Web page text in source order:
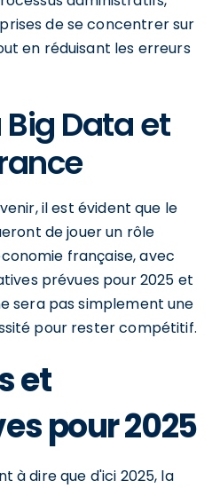
de se concentrer sur
en réduisant les erreurs
Data et
il est évident que le
de jouer un rôle
française, avec
prévues pour 2025 et
sera pas simplement une
pour rester compétitif.
et
pour 2025
à dire que d'ici 2025, la